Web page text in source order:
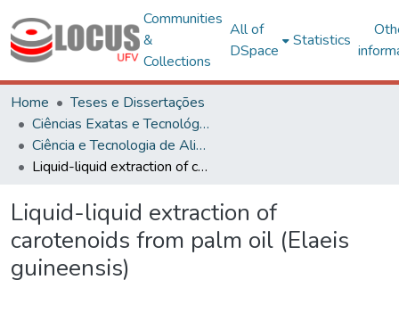
Communities
&
Collections
All of
DSpace
Statistics
Home
Teses e Dissertações
Ciências Exatas e Tecnológicas
Ciência e Tecnologia de Alimentos
Liquid-liquid extraction of carotenoids from palm oil (Elaeis guineensis)
Liquid-liquid extraction of
carotenoids from palm oil (Elaeis
guineensis)